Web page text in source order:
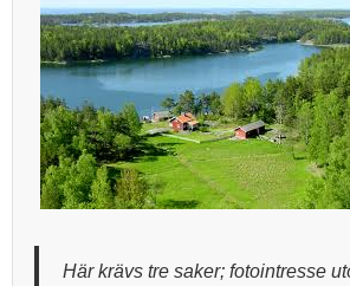
Här krävs tre saker; fotointresse